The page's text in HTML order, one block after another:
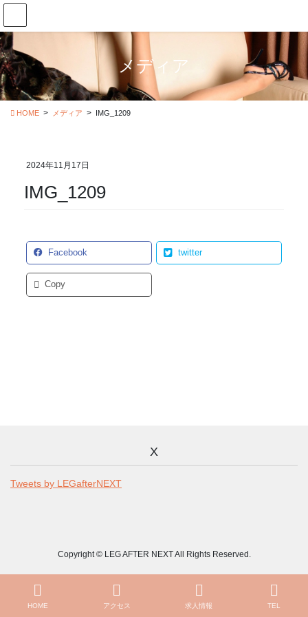
コ
テ
ン
ツ
に
移
ナ
ゲ
ー
シ
ョ
ン
メディア
HOME メディア IMG_1209
2024年11月17日
IMG_1209
Facebook twitter
Copy
X
Tweets by LEGafterNEXT
Copyright © LEG AFTER NEXT All Rights Reserved.
HOME アクセス 求人情報 TEL